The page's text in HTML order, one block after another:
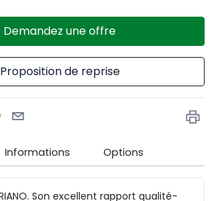
Demandez une offre
Proposition de reprise
Informations Options